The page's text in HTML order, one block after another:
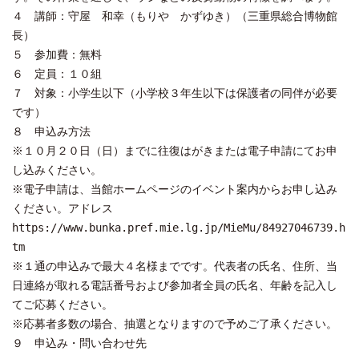
４ 講師：守屋 和幸（もりや かずゆき）（三重県総合博物館
長）
５ 参加費：無料
６ 定員：１０組
７ 対象：小学生以下（小学校３年生以下は保護者の同伴が必要
です）
８ 申込み方法
※１０月２０日（日）までに往復はがきまたは電子申請にてお申
し込みください。
※電子申請は、当館ホームページのイベント案内からお申し込み
ください。アドレス
https://www.bunka.pref.mie.lg.jp/MieMu/84927046739.h
tm
※１通の申込みで最大４名様までです。代表者の氏名、住所、当
日連絡が取れる電話番号および参加者全員の氏名、年齢を記入し
てご応募ください。
※応募者多数の場合、抽選となりますので予めご了承ください。
９ 申込み・問い合わせ先